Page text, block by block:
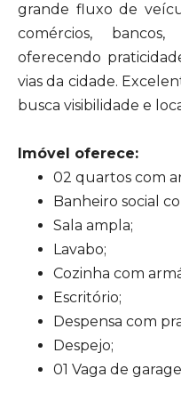
grande fluxo de
comércios,
oferecendo
vias da cidade.
busca visibilidade e
Imóvel oferece:
02 quartos com
Banheiro social
Sala ampla;
Lavabo;
Cozinha com
Escritório;
Despensa com
Despejo;
01 Vaga de